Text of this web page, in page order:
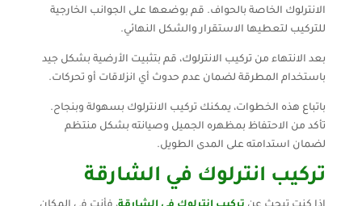
الانترلوك الخاصة بالحواف. قم بوضعها على الجوانب الخارجية
للتركيب لتعطيها الاستقرار والشكل النهائي.
بعد الانتهاء من تركيب الانترلوك، قم بتثبيت الأرضية بشكل جيد
باستخدام المطرقة لضمان عدم حدوث أي انزلاقات أو تحركات.
باتباع هذه الخطوات، يمكنك تركيب الانترلوك بسهولة وبنجاح.
تأكد من الاحتفاظ بمظهره الجميل وصيانته بشكل منتظم
لضمان استدامته على المدى الطويل.
تركيب انترلوك في الشارقة